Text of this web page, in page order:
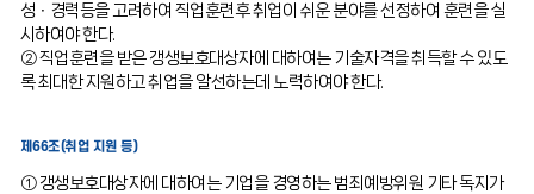
성ㆍ경력등을 고려하여 직업훈련후 취업이 쉬운 분야를 선정하여 훈련을 실
시하여야 한다.
② 직업훈련을 받은 갱생보호대상자에 대하여는 기술자격을 취득할 수 있도
록 최대한 지원하고 취업을 알선하는데 노력하여야 한다.
제66조(취업 지원 등)
① 갱생보호대상자에 대하여는 기업을 경영하는 범죄예방위원 기타 독지가